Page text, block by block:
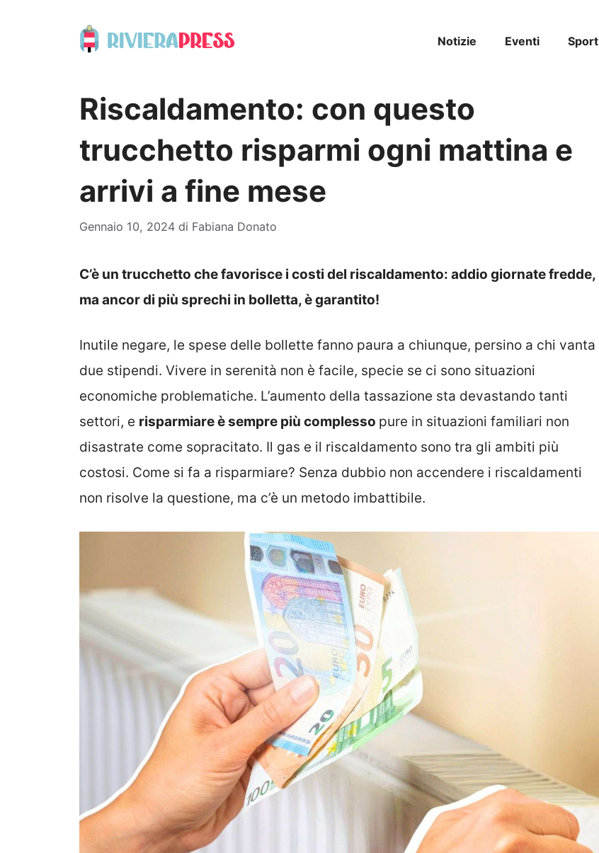
Notizie Eventi Sport
Riscaldamento: con questo
trucchetto risparmi ogni mattina e
arrivi a fine mese
Gennaio 10, 2024 di Fabiana Donato
C’è un trucchetto che favorisce i costi del riscaldamento: addio giornate fredde,
ma ancor di più sprechi in bolletta, è garantito!
Inutile negare, le spese delle bollette fanno paura a chiunque, persino a chi vanta
due stipendi. Vivere in serenità non è facile, specie se ci sono situazioni
economiche problematiche. L’aumento della tassazione sta devastando tanti
settori, e risparmiare è sempre più complesso pure in situazioni familiari non
disastrate come sopracitato. Il gas e il riscaldamento sono tra gli ambiti più
costosi. Come si fa a risparmiare? Senza dubbio non accendere i riscaldamenti
non risolve la questione, ma c’è un metodo imbattibile.